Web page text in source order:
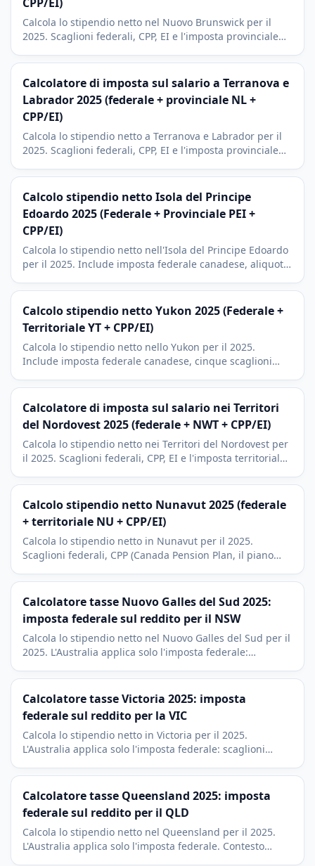
Calcola lo stipendio netto nel Nuovo Brunswick per il
2025. Scaglioni federali, CPP, EI e l'imposta provinciale
Calcolatore di imposta sul salario a Terranova e
Labrador 2025 (federale + provinciale NL +
CPP/EI)
Calcola lo stipendio netto a Terranova e Labrador per il
2025. Scaglioni federali, CPP, EI e l'imposta provinciale
Calcolo stipendio netto Isola del Principe
Edoardo 2025 (Federale + Provinciale PEI +
CPP/EI)
Calcola lo stipendio netto nell'Isola del Principe Edoardo
per il 2025. Include imposta federale canadese, aliquote
Plan), CPP2 e EI (Employment Insurance).
Calcolo stipendio netto Yukon 2025 (Federale +
Territoriale YT + CPP/EI)
Calcola lo stipendio netto nello Yukon per il 2025.
Include imposta federale canadese, cinque scaglioni
residenti del Nord, CPP, CPP2 e EI.
Calcolatore di imposta sul salario nei Territori
del Nordovest 2025 (federale + NWT + CPP/EI)
Calcola lo stipendio netto nei Territori del Nordovest per
il 2025. Scaglioni federali, CPP, EI e l'imposta territoriale
Calcolo stipendio netto Nunavut 2025 (federale
+ territoriale NU + CPP/EI)
Calcola lo stipendio netto in Nunavut per il 2025.
Scaglioni federali, CPP (Canada Pension Plan, il piano
imposta territoriale a quattro scaglioni (4% - 11,5%), le
piu basse del Canada.
Calcolatore tasse Nuovo Galles del Sud 2025:
imposta federale sul reddito per il NSW
Calcola lo stipendio netto nel Nuovo Galles del Sud per il
2025. L'Australia applica solo l'imposta federale:
Contesto di Sydney.
Calcolatore tasse Victoria 2025: imposta
federale sul reddito per la VIC
Calcola lo stipendio netto in Victoria per il 2025.
L'Australia applica solo l'imposta federale: scaglioni
economico di Melbourne.
Calcolatore tasse Queensland 2025: imposta
federale sul reddito per il QLD
Calcola lo stipendio netto nel Queensland per il 2025.
L'Australia applica solo l'imposta federale. Contesto